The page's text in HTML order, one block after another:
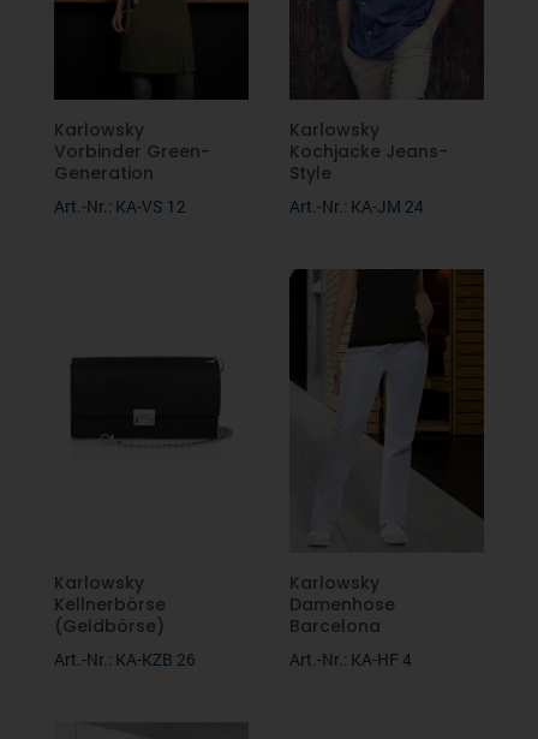
Karlowsky
Vorbinder Green-
Generation
Art.-Nr.: KA-VS 12
Karlowsky
Kochjacke Jeans-
Style
Art.-Nr.: KA-JM 24
Karlowsky
Kellnerbörse
(Geldbörse)
Art.-Nr.: KA-KZB 26
Karlowsky
Damenhose
Barcelona
Art.-Nr.: KA-HF 4